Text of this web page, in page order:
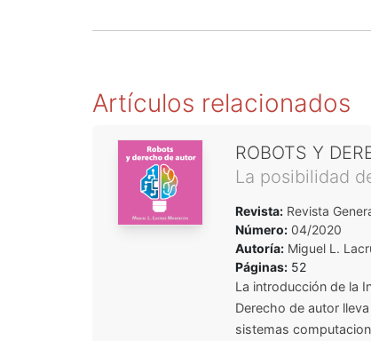
Artículos relacionados
ROBOTS Y
La posibilidad
Revista:Revista
Número:04/2020
Autoría: Miguel L.
Páginas:52
La introducción de la
Derecho de autor
sistemas